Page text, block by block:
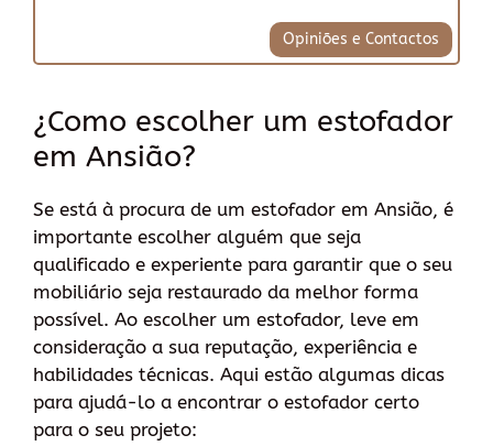
Opiniões e Contactos
¿Como escolher um estofador
em Ansião?
Se está à procura de um estofador em Ansião, é
importante escolher alguém que seja
qualificado e experiente para garantir que o seu
mobiliário seja restaurado da melhor forma
possível. Ao escolher um estofador, leve em
consideração a sua reputação, experiência e
habilidades técnicas. Aqui estão algumas dicas
para ajudá-lo a encontrar o estofador certo
para o seu projeto: